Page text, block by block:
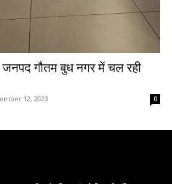
जनपद गौतम बुध नगर में चल रही
12, 2023 0